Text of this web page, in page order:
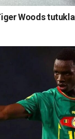
Woods